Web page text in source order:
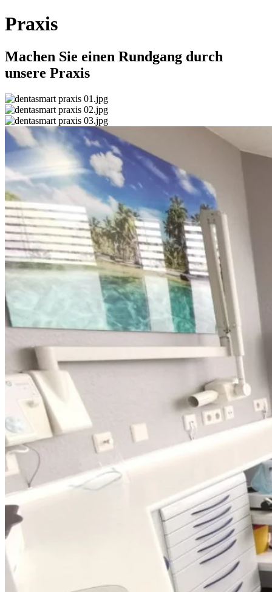
Praxis
Machen Sie einen Rundgang durch
unsere Praxis